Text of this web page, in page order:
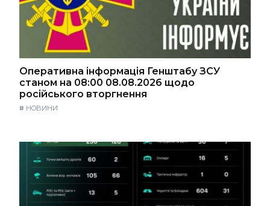
Оперативна інформація Генштабу ЗСУ
станом на 08:00 08.08.2026 щодо
російського вторгнення
# НОВИНИ